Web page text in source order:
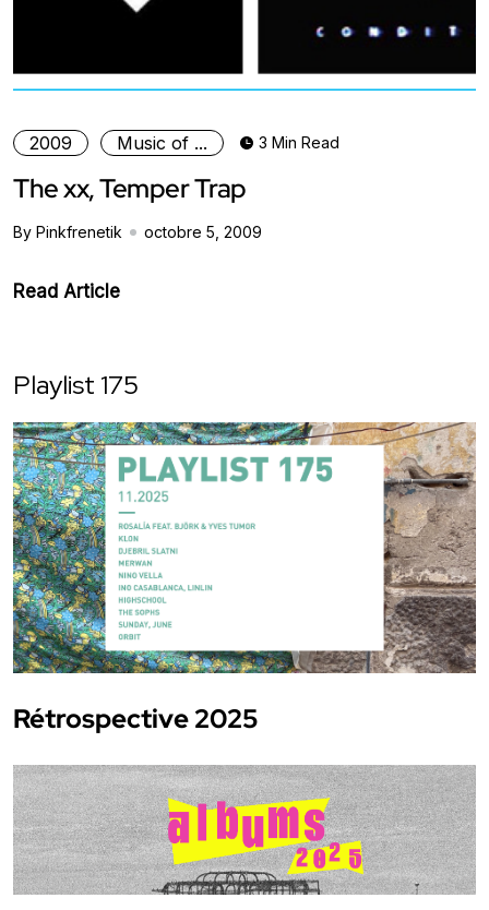
2009 Music of ... 3 Min Read
The xx, Temper Trap
By Pinkfrenetik octobre 5, 2009
Read Article
Playlist 175
Rétrospective 2025